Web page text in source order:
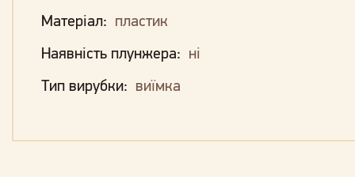
Матеріал: пластик
Наявність плунжера: ні
Тип вирубки: виїмка